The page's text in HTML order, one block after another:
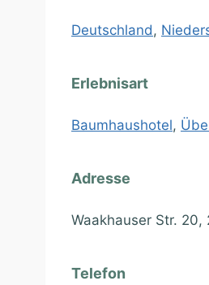
Deutschland,
Erlebnisart
Baumhaushotel,
Adresse
Waakhauser Str. 20,
Telefon